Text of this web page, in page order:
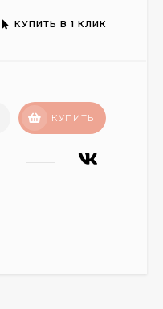
КУПИТЬ В 1 КЛИК
КУПИТЬ